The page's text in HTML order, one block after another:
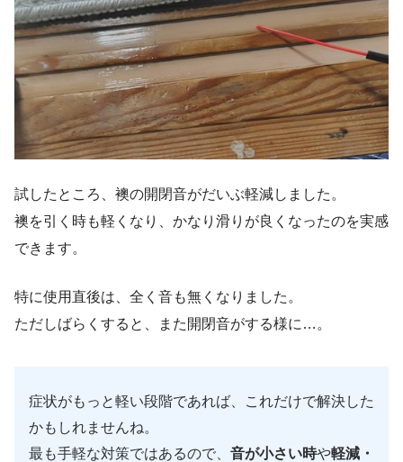
試したところ、襖の開閉音がだいぶ軽減しました。
襖を引く時も軽くなり、かなり滑りが良くなったのを実感
できます。
特に使用直後は、全く音も無くなりました。
ただしばらくすると、また開閉音がする様に…。
症状がもっと軽い段階であれば、これだけで解決した
かもしれませんね。
最も手軽な対策ではあるので、 音が小さい時や軽減・